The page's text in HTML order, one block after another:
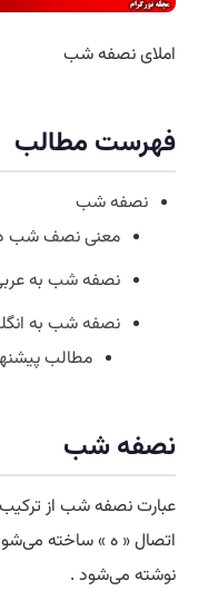
املای نصفه شب
فهرست مطالب
نصفه شب
معنی نصف شب
نصفه شب به
نصفه شب به
مطالب
نصفه شب
عبارت نصفه شب از
اتصال « ه » ساخته
نوشته می‌شود .